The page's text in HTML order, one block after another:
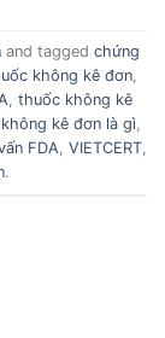
and tagged chứng
không kê đơn
thuốc không kê
kê đơn là gì
FDA VIETCERT
.